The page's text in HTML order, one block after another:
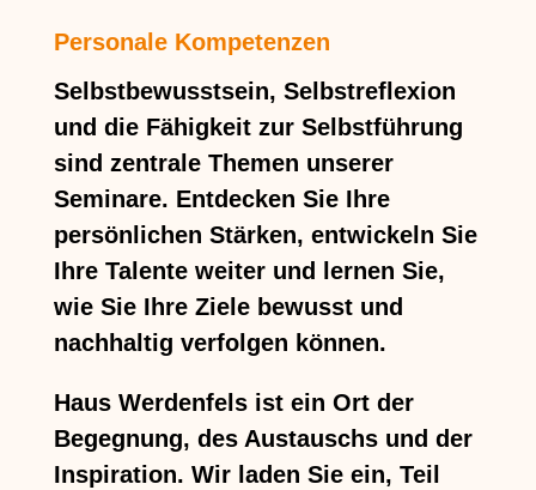
Personale Kompetenzen
Selbstbewusstsein, Selbstreflexion
und die Fähigkeit zur Selbstführung
sind zentrale Themen unserer
Seminare. Entdecken Sie Ihre
persönlichen Stärken, entwickeln Sie
Ihre Talente weiter und lernen Sie,
wie Sie Ihre Ziele bewusst und
nachhaltig verfolgen können.
Haus Werdenfels ist ein Ort der
Begegnung, des Austauschs und der
Inspiration. Wir laden Sie ein, Teil